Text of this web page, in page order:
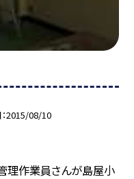
2015/08/10
理作業員さんが島屋小